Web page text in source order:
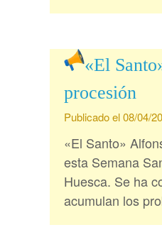
«El
procesión
Publicado el 08/04/
«El Santo»
esta Semana
Huesca. Se ha
acumulan los